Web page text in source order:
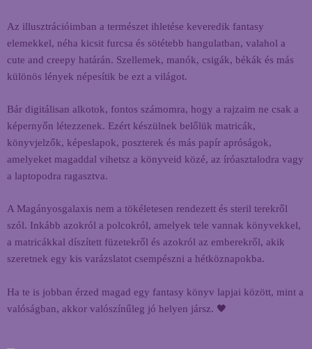
Az illusztrációimban a természet ihletése keveredik fantasy
elemekkel, néha kicsit furcsa és sötétebb hangulatban, valahol a
cute and creepy határán. Szellemek, manók, csigák, békák és más
különös lények népesítik be ezt a világot.
Bár digitálisan alkotok, fontos számomra, hogy a rajzaim ne csak a
képernyőn létezzenek. Ezért készülnek belőlük matricák,
könyvjelzők, képeslapok, poszterek és más papír apróságok,
amelyeket magaddal vihetsz a könyveid közé, az íróasztalodra vagy
a laptopodra ragasztva.
A Magányosgalaxis nem a tökéletesen rendezett és steril terekről
szól. Inkább azokról a polcokról, amelyek tele vannak könyvekkel,
a matricákkal díszített füzetekről és azokról az emberekről, akik
szeretnek egy kis varázslatot csempészni a hétköznapokba.
Ha te is jobban érzed magad egy fantasy könyv lapjai között, mint a
valóságban, akkor valószínűleg jó helyen jársz. 🖤